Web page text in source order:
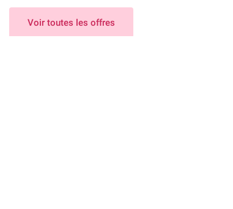
Voir toutes les offres